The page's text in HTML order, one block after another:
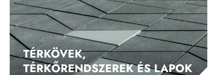
TÉRKÖVEK,
TÉRKŐRENDSZEREK ÉS LAPOK